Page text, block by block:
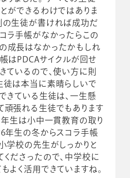
ができるわけではありま
の生徒が書ければ成功だ
ラ手帳がなかったらこの
成長はなかったかもしれ
はPDCAサイクルが回せ
ているので、使い方に則
徒は本当に素晴らしいで
きている生徒は、一生懸
頑張れる生徒でもあります
年生は小中一貫教育の取り
6年生の冬からスコラ手帳
学校の先生がしっかりと
ださったので、中学校に
よく活用できていますね。